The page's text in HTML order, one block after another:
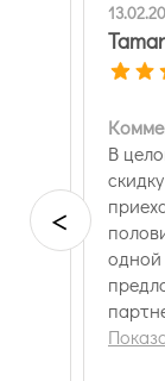
В
одной
<